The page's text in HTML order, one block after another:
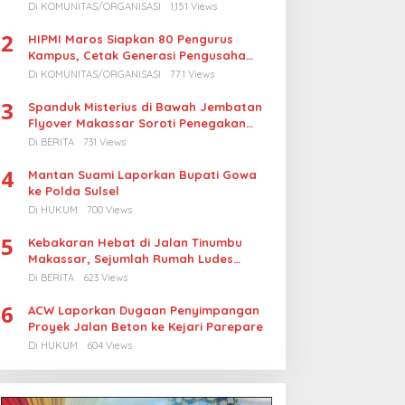
Turunkan Harga BBM Nelayan
Di KOMUNITAS/ORGANISASI 1,151 Views
2
HIPMI Maros Siapkan 80 Pengurus
Kampus, Cetak Generasi Pengusaha
Muda
Di KOMUNITAS/ORGANISASI 771 Views
3
Spanduk Misterius di Bawah Jembatan
Flyover Makassar Soroti Penegakan
Hukum Kasus Korupsi
Di BERITA 731 Views
4
Mantan Suami Laporkan Bupati Gowa
ke Polda Sulsel
Di HUKUM 700 Views
5
Kebakaran Hebat di Jalan Tinumbu
Makassar, Sejumlah Rumah Ludes
Terbakar, Penyebab Masih Diselidiki
Di BERITA 623 Views
6
ACW Laporkan Dugaan Penyimpangan
Proyek Jalan Beton ke Kejari Parepare
Di HUKUM 604 Views